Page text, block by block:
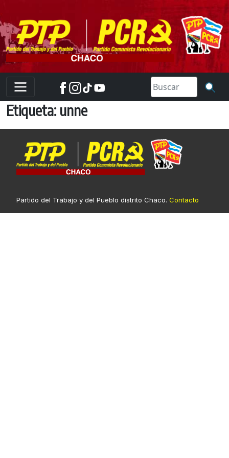
to
content
Etiqueta:unne
Partido del Trabajo y del Pueblo distrito Chaco. Contacto